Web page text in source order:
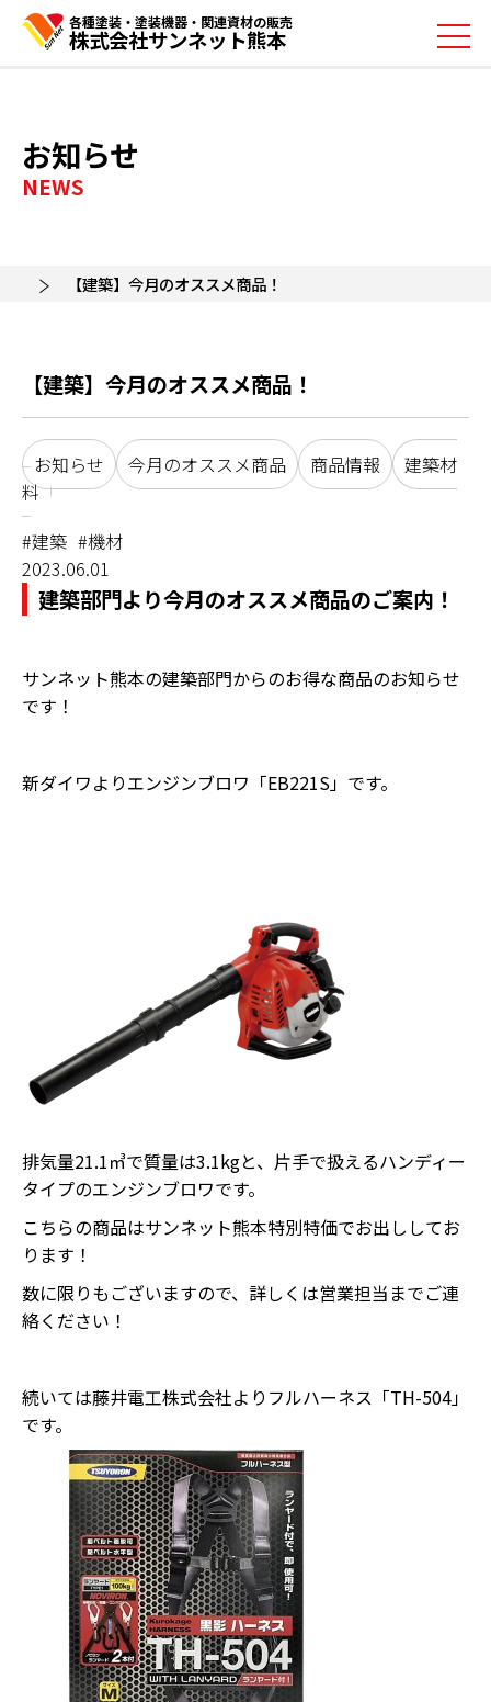
各種塗装・塗装機器・関連資材の販売
株式会社サンネット熊本
お知らせ
NEWS
【建築】今月のオススメ商品！
【建築】今月のオススメ商品！
お知らせ 今月のオススメ商品 商品情報
建築材
料
#建築 #機材
2023.06.01
建築部門より今月のオススメ商品のご案内！
サンネット熊本の建築部門からのお得な商品のお知らせ
です！
新ダイワよりエンジンブロワ「EB221S」です。
排気量21.1㎥で質量は3.1kgと、片手で扱えるハンディー
タイプのエンジンブロワです。
こちらの商品はサンネット熊本特別特価でお出ししてお
ります！
数に限りもございますので、詳しくは営業担当までご連
絡ください！
続いては藤井電工株式会社よりフルハーネス「TH-504」
です。